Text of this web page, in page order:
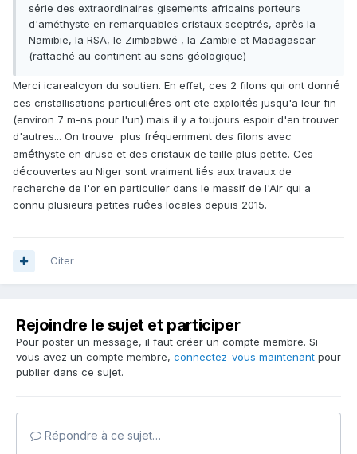
série des extraordinaires gisements africains porteurs
d'améthyste en remarquables cristaux sceptrés, après la
Namibie, la RSA, le Zimbabwé , la Zambie et Madagascar
(rattaché au continent au sens géologique)
Merci icarealcyon du soutien. En effet, ces 2 filons qui ont donné
ces cristallisations particuliéres ont ete exploités jusqu'a leur fin
(environ 7 m-ns pour l'un) mais il y a toujours espoir d'en trouver
d'autres... On trouve plus fréquemment des filons avec
améthyste en druse et des cristaux de taille plus petite. Ces
découvertes au Niger sont vraiment liés aux travaux de
recherche de l'or en particulier dans le massif de l'Air qui a
connu plusieurs petites ruées locales depuis 2015.
Citer
Rejoindre le sujet et participer
Pour poster un message, il faut créer un compte membre. Si
vous avez un compte membre, connectez-vous maintenant pour
publier dans ce sujet.
Répondre à ce sujet…